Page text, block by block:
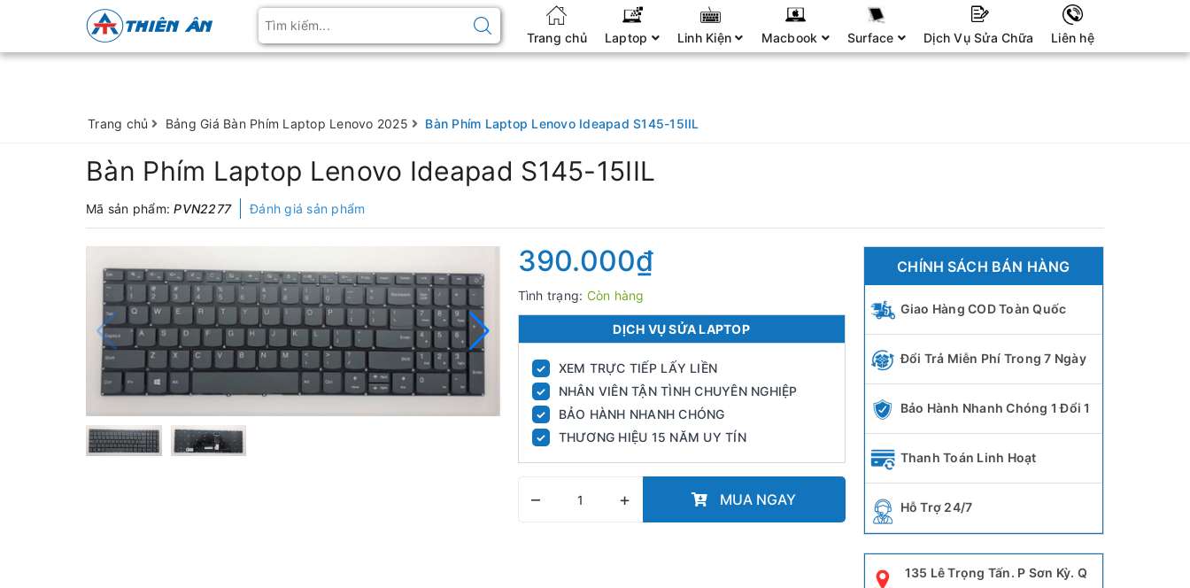
Trang chủ Laptop Linh Kiện Macbook Surface Dịch Vụ Sửa Chữa Liên hệ
Trang chủ Bảng Giá Bàn Phím Laptop Lenovo 2025 Bàn Phím Laptop Lenovo Ideapad S145-15IIL
Bàn Phím Laptop Lenovo Ideapad S145-15IIL
Mã sản phẩm:PVN2277 Đánh giá sản phẩm
390.000₫
Tình trạng: Còn hàng
DỊCH VỤ SỬA LAPTOP
✓ XEM TRỰC TIẾP LẤY LIỀN
✓ NHÂN VIÊN TẬN TÌNH CHUYÊN NGHIỆP
✓ BẢO HÀNH NHANH CHÓNG
✓ THƯƠNG HIỆU 15 NĂM UY TÍN
– + MUA NGAY
CHÍNH SÁCH BÁN HÀNG
Giao Hàng COD Toàn Quốc
Đổi Trả Miễn Phí Trong 7 Ngày
Bảo Hành Nhanh Chóng 1 Đổi 1
Thanh Toán Linh Hoạt
Hỗ Trợ 24/7
135 Lê Trọng Tấn. P Sơn Kỳ. Q